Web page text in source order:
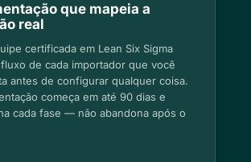
que mapeia a
real
certificada em Lean Six Sigma
de cada importador que você
antes de configurar qualquer coisa.
começa em até 90 dias e
cada fase — não abandona após o